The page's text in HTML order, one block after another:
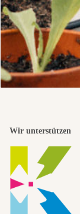
Wir unterstützen